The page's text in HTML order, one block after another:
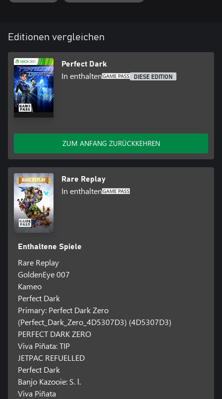
Editionen vergleichen
Perfect Dark
In enthalten DIESE EDITION
ZUM ANFANG ZURÜCKKEHREN
Rare Replay
In enthalten
Enthaltene Spiele
Rare Replay
GoldenEye 007
Kameo
Perfect Dark
Primary: Perfect Dark Zero
(Perfect_Dark_Zero_4D5307D3) (4D5307D3)
PERFECT DARK ZERO
Viva Piñata: TIP
JETPAC REFUELLED
Perfect Dark
Banjo Kazooie: S. l.
Viva Piñata